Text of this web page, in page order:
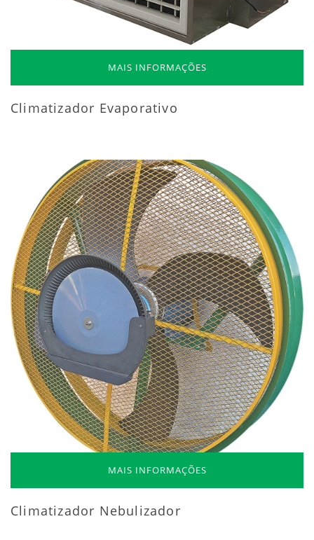
MAIS INFORMAÇÕES
Climatizador Evaporativo
MAIS INFORMAÇÕES
Climatizador Nebulizador